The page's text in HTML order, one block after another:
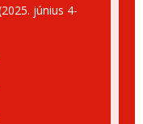
június 4-